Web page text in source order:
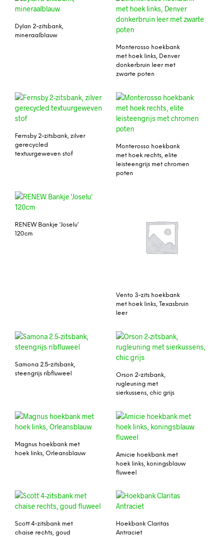
Dylan 2-zitsbank,
mineraalblauw
Monterosso hoekbank
met hoek links, Denver
donkerbruin leer met
zwarte poten
Fernsby 2-zitsbank, zilver
gerecycled
textuurgeweven stof
Monterosso hoekbank
met hoek rechts, elite
leisteengrijs met chromen
poten
RENEW Bankje ‘Joselu’
120cm
Vento 3-zits hoekbank
met hoek links, Texasbruin
leer
Samona 2.5-zitsbank,
steengrijs ribfluweel
Orson 2-zitsbank,
rugleuning met
sierkussens, chic grijs
Magnus hoekbank met
hoek links, Orleansblauw
Amicie hoekbank met
hoek links, koningsblauw
fluweel
Scott 4-zitsbank met
chaise rechts, goud
Hoekbank Claritas
Antraciet